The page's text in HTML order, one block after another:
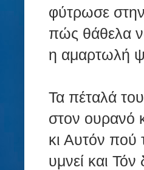
φύτρωσε
πώς θάθελα
η αμαρτωλή
Τα πέταλά
στον ουρανό
κι Αυτόν πού
υμνεί και Τόν